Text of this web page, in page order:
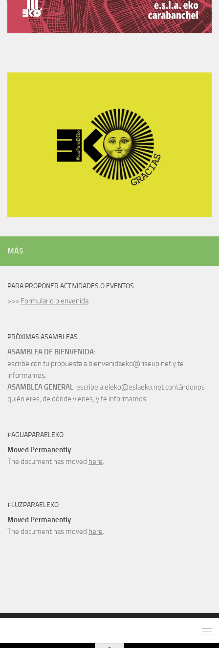
MÁS
PARA PROPONER ACTIVIDADES O EVENTOS
>>> Formulario bienvenida
PRÓXIMAS ASAMBLEAS
ASAMBLEA DE BIENVENIDA:
escribe con tu propuesta a bienvenidaeko@riseup.net y te
informamos.
ASAMBLEA GENERAL: escribe a eleko@eslaeko.net contándonos
quién eres, de dónde vienes, y te informamos.
#AGUAPARAELEKO
Moved Permanently
The document has moved here.
#LUZPARAELEKO
Moved Permanently
The document has moved here.